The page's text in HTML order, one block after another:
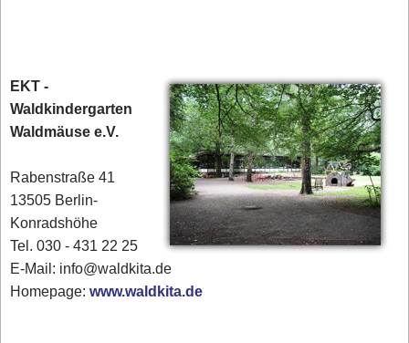
EKT -
Waldkindergarten
Waldmäuse e.V.
Rabenstraße 41
13505 Berlin-
Konradshöhe
Tel. 030 - 431 22 25‎
E-Mail: info@waldkita.de
Homepage:www.waldkita.de